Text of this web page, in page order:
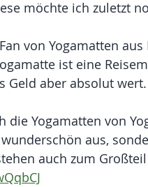
möchte ich zuletzt
von Yogamatten
ist eine
Geld aber absolut wert.
die Yogamatten von
aus,
auch zum